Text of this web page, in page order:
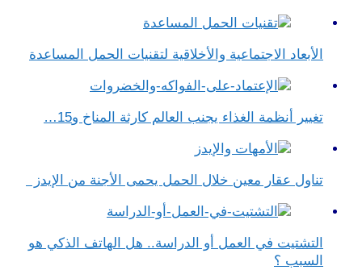
الأبعاد الاجتماعية والأخلاقية لتقنيات الحمل المساعدة
تغيير أنظمة الغذاء يجنب العالم كارثة المناخ و15…
تناول عقار معين خلال الحمل يحمى الأجنة من الإيدز
التشتيت في العمل أو الدراسة.. هل الهاتف الذكي هو
السبب ؟